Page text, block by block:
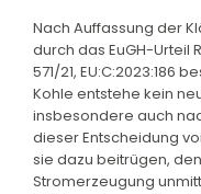
Nach Auffassung der
durch das EuGH-Urteil
571/21, EU:C:2023:186
Kohle entstehe kein
insbesondere auch
dieser Entscheidung
sie dazu beitrügen,
Stromerzeugung